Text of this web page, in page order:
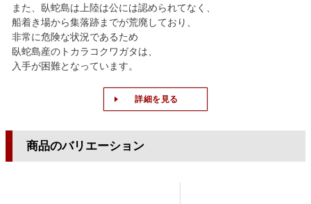
また、臥蛇島は上陸は公には認められてなく、
船着き場から集落跡までが荒廃しており、
非常に危険な状況であるため
臥蛇島産のトカラコクワガタは、
入手が困難となっています。
詳細を見る
商品のバリエーション